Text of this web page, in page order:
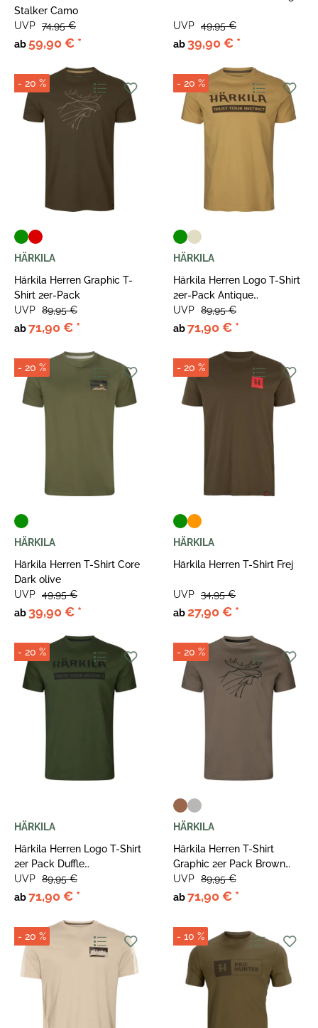
Stalker Camo
ab 59,90 € *
UVP 74,95 €
ab 39,90 € *
UVP 49,95 €
- 20 %
HÄRKILA
Härkila Herren Graphic T-
Shirt 2er-Pack
ab71,90 € *
UVP 89,95 €
- 20 %
HÄRKILA
Härkila Herren Logo T-Shirt
2er-Pack Antique
Sand/Dark Olive
ab71,90 € *
UVP 89,95 €
- 20 %
HÄRKILA
Härkila Herren T-Shirt Core
Dark olive
ab 39,90 € *
UVP 49,95 €
- 20 %
HÄRKILA
Härkila Herren T-Shirt Frej
ab27,90 € *
UVP 34,95 €
- 20 %
HÄRKILA
Härkila Herren Logo T-Shirt
2er Pack Duffle
Green/Phantom
ab71,90 € *
UVP 89,95 €
- 20 %
HÄRKILA
Härkila Herren T-Shirt
Graphic 2er Pack Brown
granite/Phantom
ab71,90 € *
UVP 89,95 €
- 20 % - 10 %